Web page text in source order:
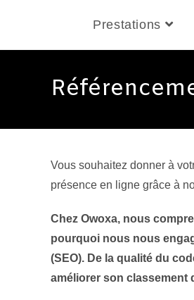
Prestations
Vous souhaitez donner à
présence en ligne grâce à
Chez Owoxa, nous
pourquoi nous nous
(SEO). De la qualité du
améliorer son classement